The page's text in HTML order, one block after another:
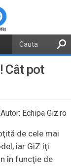
Cât pot
Autor: Echipa Giz.ro
de cele mai
iar GiZ îţi
în funcţie de